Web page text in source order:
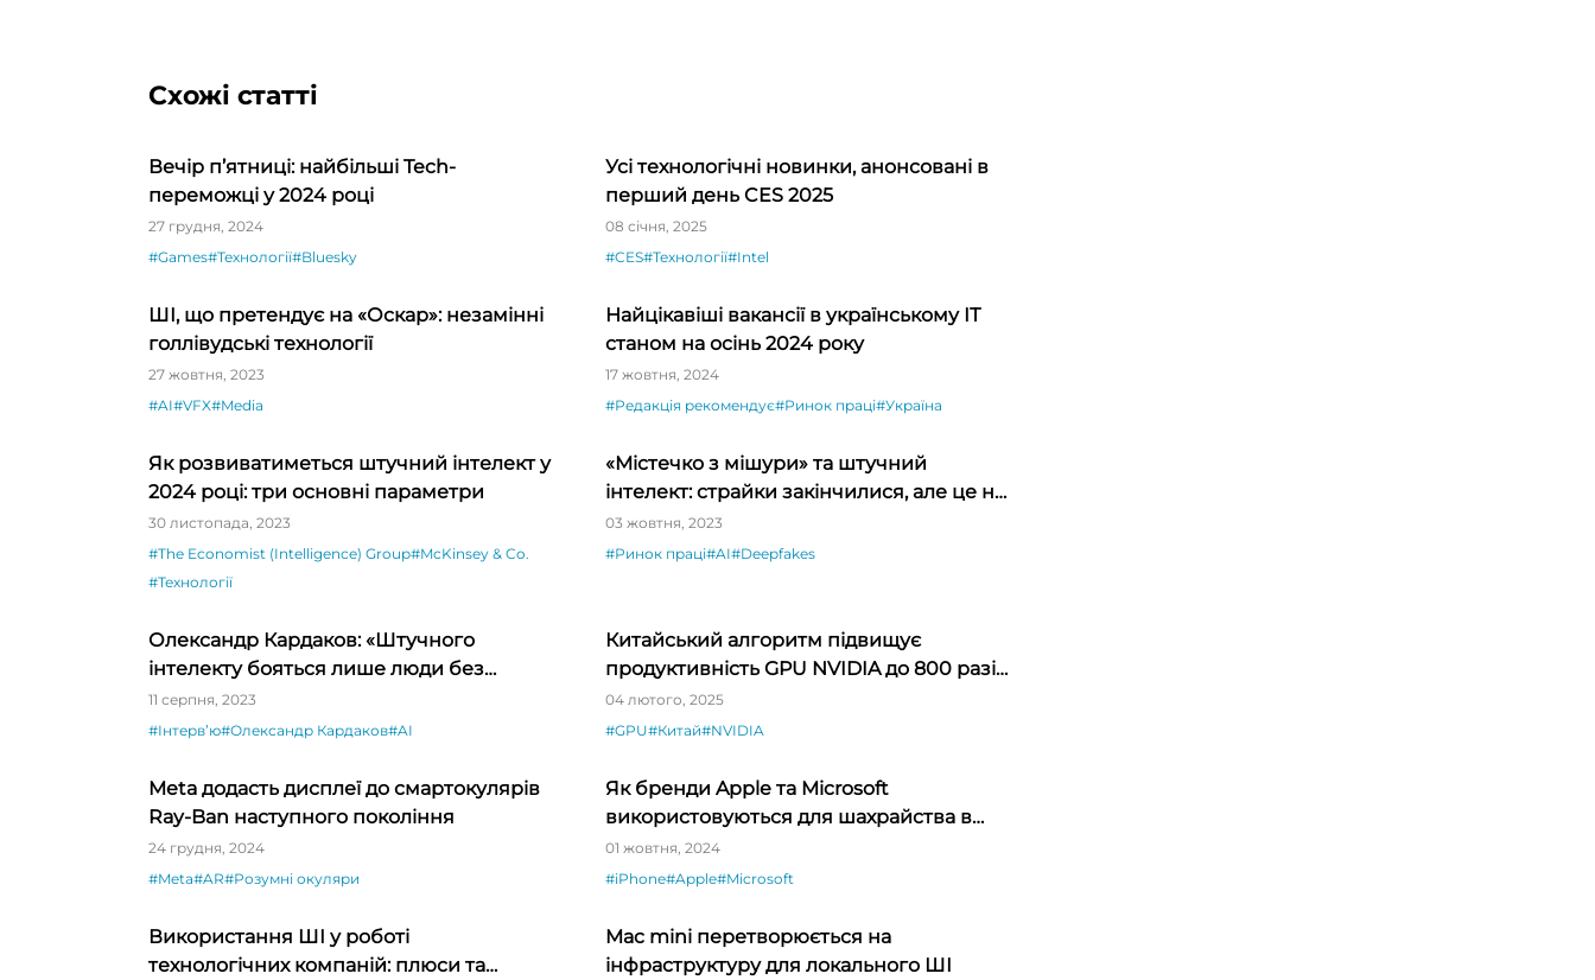
Схожі статті
Вечір п’ятниці: найбільші Tech-
переможці у 2024 році
27 грудня, 2024
#Games#Технології#Bluesky
Усі технологічні новинки, анонсовані в
перший день CES 2025
08 січня, 2025
#CES#Технології#Intel
ШІ, що претендує на «Оскар»: незамінні
голлівудські технології
27 жовтня, 2023
#AI#VFX#Media
Найцікавіші вакансії в українському ІТ
станом на осінь 2024 року
17 жовтня, 2024
#Редакція рекомендує#Ринок праці#Україна
Як розвиватиметься штучний інтелект у
2024 році: три основні параметри
30 листопада, 2023
#The Economist (Intelligence) Group#McKinsey & Co.
#Технології
«Містечко з мішури» та штучний
інтелект: страйки закінчилися, але це не
кінець
03 жовтня, 2023
#Ринок праці#AI#Deepfakes
Олександр Кардаков: «Штучного
інтелекту бояться лише люди без
інтелекту»
11 серпня, 2023
#Інтервʼю#Олександр Кардаков#AI
Китайський алгоритм підвищує
продуктивність GPU NVIDIA до 800 разів
для передових наукових програм
04 лютого, 2025
#GPU#Китай#NVIDIA
Meta додасть дисплеї до смартокулярів
Ray-Ban наступного покоління
24 грудня, 2024
#Meta#AR#Розумні окуляри
Як бренди Apple та Microsoft
використовуються для шахрайства в
Інтернеті
01 жовтня, 2024
#iPhone#Apple#Microsoft
Використання ШІ у роботі
технологічних компаній: плюси та
Mac mini перетворюється на
інфраструктуру для локального ШІ